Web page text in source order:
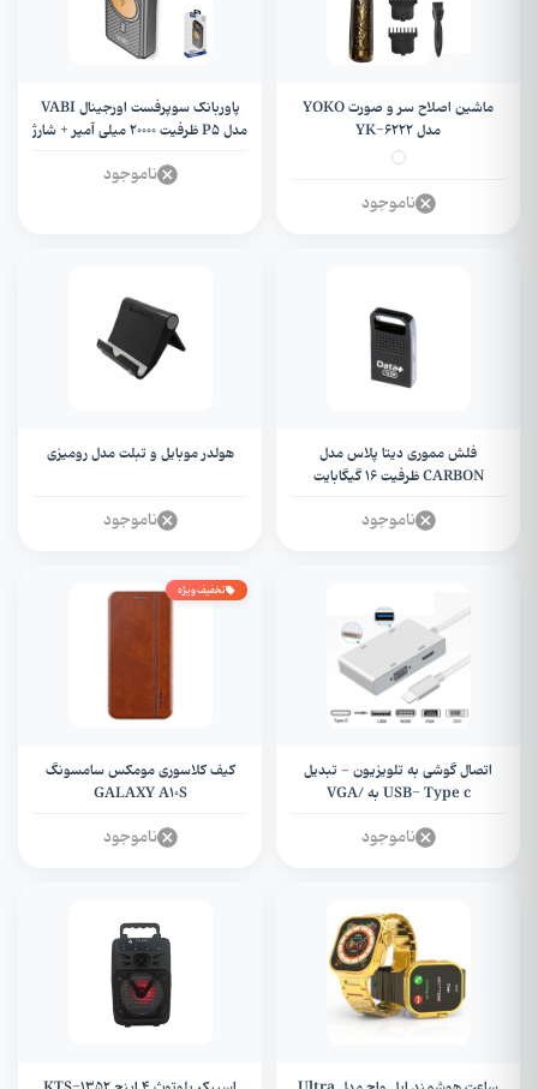
ماشین اصلاح سر و صورت YOKO
مدل YK-6222
ناموجود
پاوربانک سوپرفست اورجینال VABI
مدل P5 ظرفیت 20000 میلی آمپر + شارژ
ناموجود
فلش مموری دیتا پلاس مدل
CARBON ظرفیت 16 گیگابایت
ناموجود
هولدر موبایل و تبلت مدل رومیزی
ناموجود
اتصال گوشی به تلویزیون - تبدیل
USB- Type c به VGA/
ناموجود
تخفیف ویژه
کیف کلاسوری مومکس سامسونگ
GALAXY A10S
ناموجود